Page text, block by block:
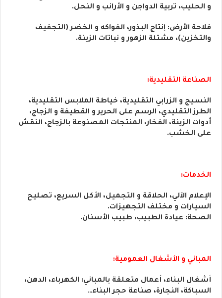
و الحليب، تربية الدواجن و الأرانب و النحل.
فلاحة الأرض: إنتاج البذور، الفواكه و الخضر (التجفيف
والتخزين)، مشتلة الزهور و نباتات الزينة.
الصناعة التقليدية:
النسيج و الزرابي التقليدية، خياطة الملابس التقليدية،
الطرز التقليدي، الرسم على الحرير و القطيفة و الزجاج،
أدوات الزينة، الفخار، المنتجات المصنوعة بالزجاج، النقش
على الخشب.
الخدمات:
الإعلام الآلي، الحلاقة و التجميل، الأكل السريع، تصليح
السيارات و مختلف التجهيزات.
الصحة: عيادة الطبيب، طبيب الأسنان.
المباني و الأشغال العمومية:
أشغال البناء، أعمال متعلقة بالمباني: الكهرباء، الدهن،
السباكة، النجارة، صناعة حجر البناء…